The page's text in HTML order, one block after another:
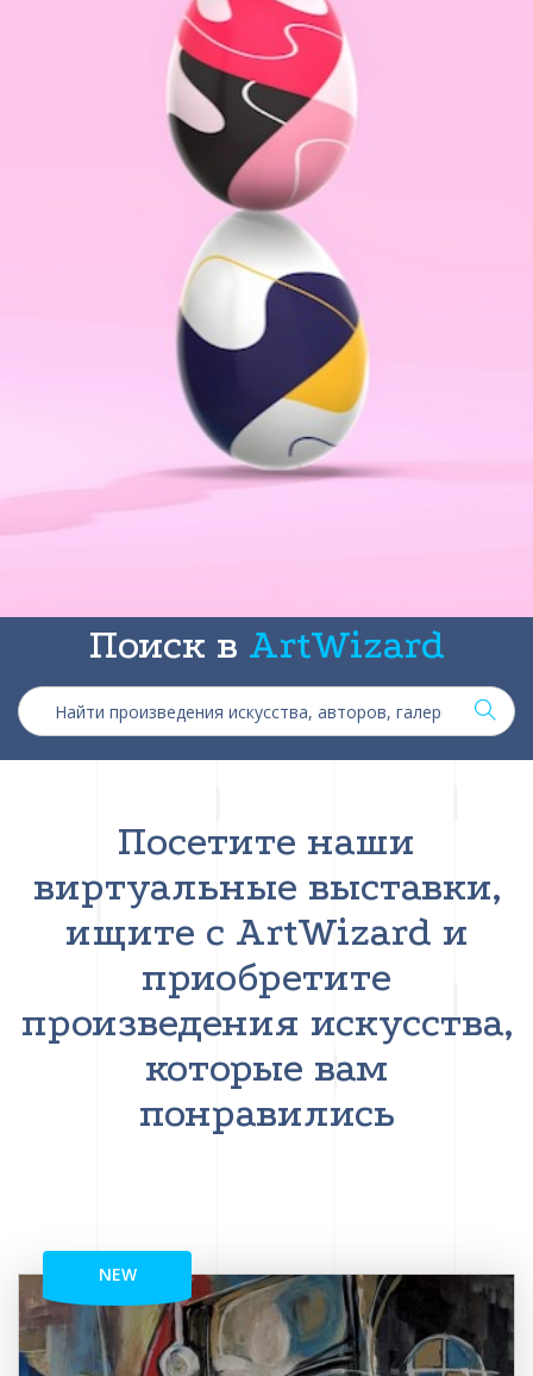
Поиск в ArtWizard
Посетите наши
виртуальные выставки,
ищите с ArtWizard и
приобретите
произведения искусства,
которые вам
понравились
NEW